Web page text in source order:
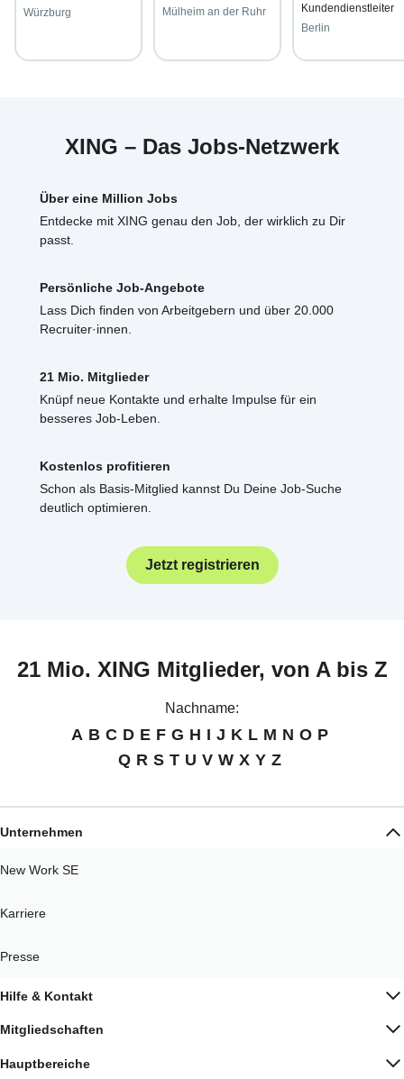
Würzburg
Mülheim an der Ruhr
Kundendienstleiter
Berlin
XING – Das Jobs-Netzwerk
Über eine Million Jobs
Entdecke mit XING genau den Job, der wirklich zu Dir
passt.
Persönliche Job-Angebote
Lass Dich finden von Arbeitgebern und über 20.000
Recruiter·innen.
21 Mio. Mitglieder
Knüpf neue Kontakte und erhalte Impulse für ein
besseres Job-Leben.
Kostenlos profitieren
Schon als Basis-Mitglied kannst Du Deine Job-Suche
deutlich optimieren.
Jetzt registrieren
21 Mio. XING Mitglieder, von A bis Z
Nachname:
A B C D E F G H I J K L M N O P
Q R S T U V W X Y Z
Unternehmen
New Work SE
Karriere
Presse
Hilfe & Kontakt
Mitgliedschaften
Hauptbereiche